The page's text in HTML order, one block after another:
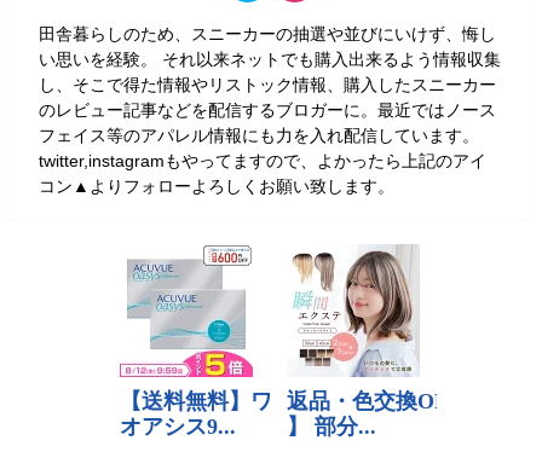
田舎暮らしのため、スニーカーの抽選や並びにいけず、悔し
い思いを経験。 それ以来ネットでも購入出来るよう情報収集
し、そこで得た情報やリストック情報、購入したスニーカー
のレビュー記事などを配信するブロガーに。最近ではノース
フェイス等のアパレル情報にも力を入れ配信しています。
twitter,instagramもやってますので、よかったら上記のアイ
コン▲よりフォローよろしくお願い致します。